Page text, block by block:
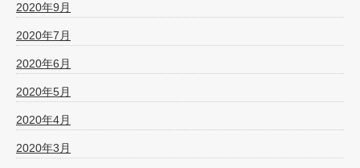
2020年9月
2020年7月
2020年6月
2020年5月
2020年4月
2020年3月